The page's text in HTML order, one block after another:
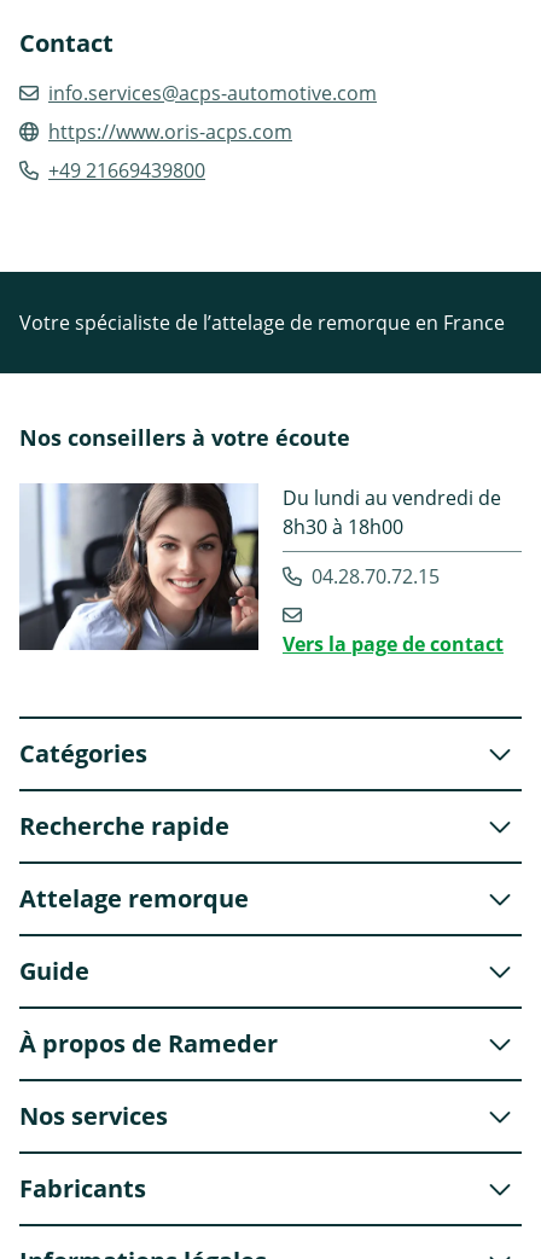
Contact
info.services@acps-automotive.com
https://www.oris-acps.com
+49 21669439800
Votre spécialiste de l’attelage de remorque en France
Nos conseillers à votre écoute
Du lundi au vendredi de
8h30 à 18h00
04.28.70.72.15
Vers la page de contact
Catégories
Recherche rapide
Attelage remorque
Guide
À propos de Rameder
Nos services
Fabricants